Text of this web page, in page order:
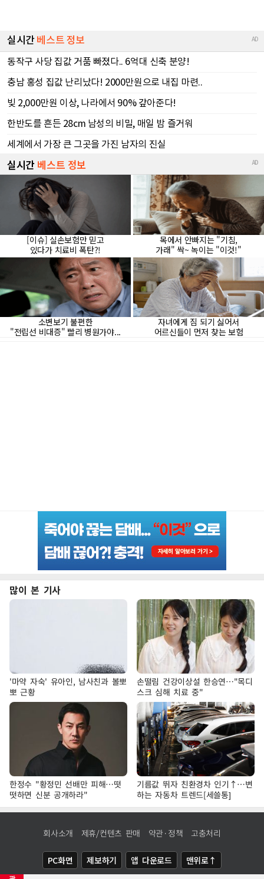
많이 본 기사
'마약 자숙' 유아인, 남사친과 볼뽀
뽀 근황
손떨림 건강이상설 한승연…"목디
스크 심해 치료 중"
한정수 "황정민 선배만 피해…떳
떳하면 신분 공개하라"
기름값 뛰자 친환경차 인기↑…변
하는 자동차 트렌드[세쓸통]
회사소개 제휴/컨텐츠 판매 약관·정책 고충처리
PC화면 제보하기 앱 다운로드 맨위로↑